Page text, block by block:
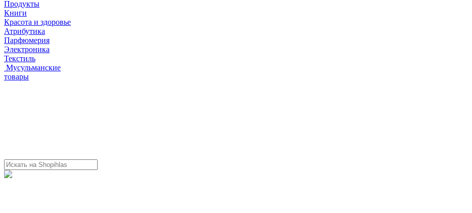
Продукты
Книги
Красота и здоровье
Атрибутика
Парфюмерия
Электроника
Текстиль
Мусульманские
товары